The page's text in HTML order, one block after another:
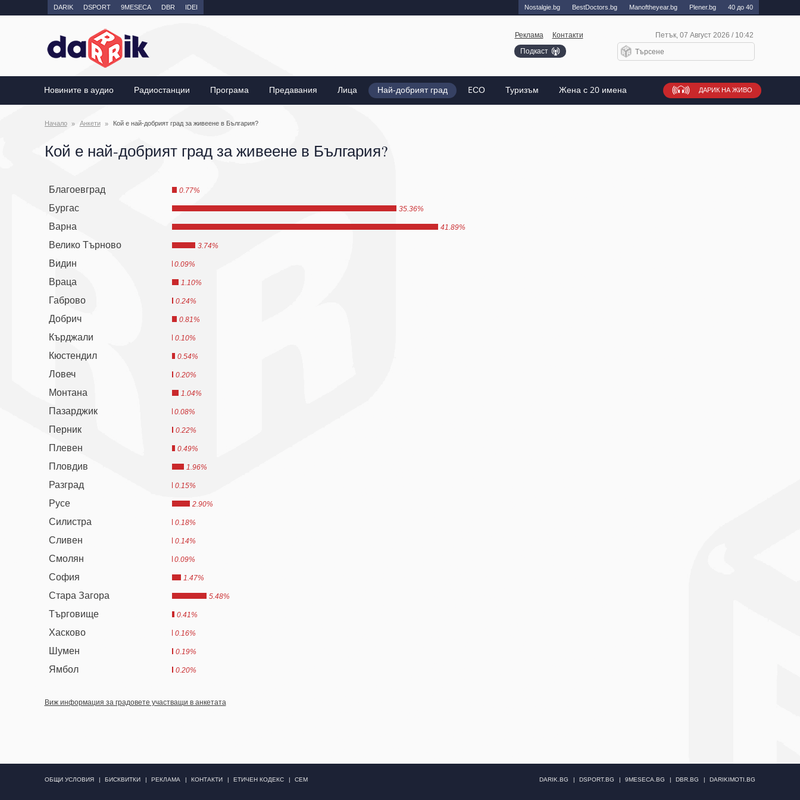
DARIK DSPORT 9MESECA DBR IDEI Nostalgie.bg BestDoctors.bg Manоftheyear.bg Plener.bg 40 до 40
Реклама
Контакти
Подкаст
ДАРИК НА ЖИВО
Петък, 07 Август 2026 / 10:42
Новините в аудио Радиостанции Програма Предавания Лица Най-добрият град EСО Туризъм Жена с 20 имена
Кой е най-добрият град за живеене в България?
Начало Анкети Кой е най-добрият град за живеене в България?
Благоевград 0.77%
Бургас 35.36%
Варна 41.89%
Велико Търново 3.74%
Видин 0.09%
Враца 1.10%
Габрово 0.24%
Добрич 0.81%
Кърджали 0.10%
Кюстендил 0.54%
Ловеч 0.20%
Монтана 1.04%
Пазарджик 0.08%
Перник 0.22%
Плевен 0.49%
Пловдив 1.96%
Разград 0.15%
Русе 2.90%
Силистра 0.18%
Сливен 0.14%
Смолян 0.09%
София 1.47%
Стара Загора 5.48%
Търговище 0.41%
Хасково 0.16%
Шумен 0.19%
Ямбол 0.20%
Виж информация за градовете участващи в анкетата
ОБЩИ УСЛОВИЯ БИСКВИТКИ РЕКЛАМА КОНТАКТИ ЕТИЧЕН КОДЕКС СЕМ DARIK.BG DSPORT.BG 9MESECA.BG DBR.BG DARIKIMOTI.BG